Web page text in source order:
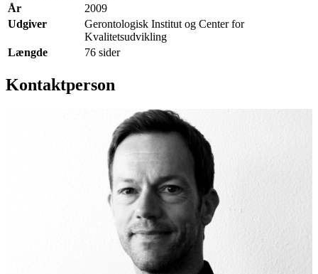
År
2009
Udgiver
Gerontologisk Institut og Center for
Kvalitetsudvikling
Længde
76 sider
Kontaktperson